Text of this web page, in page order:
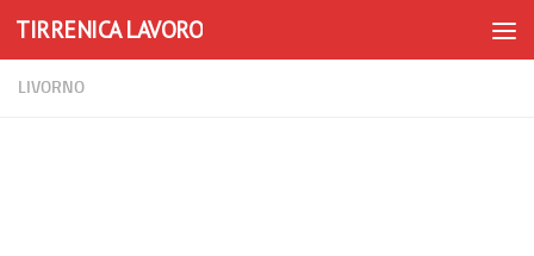
Skip to content
TIRRENICA LAVORO
LIVORNO